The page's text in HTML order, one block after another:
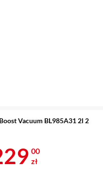
Vacuum BL985A31 2l 2
1 229 zł
00
zł